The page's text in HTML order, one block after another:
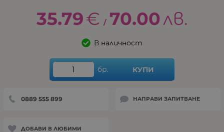
35.79€ / 70.00лв.
В наличност
бр. КУПИ
0889 555 899 НАПРАВИ ЗАПИТВАНЕ
ДОБАВИ В ЛЮБИМИ